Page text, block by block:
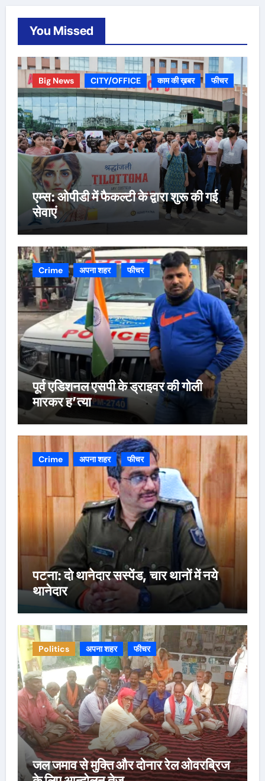
You Missed
Big News CITY/OFFICE काम की ख़बर फीचर
एम्स: ओपीडी में फैकल्टी के द्वारा शुरू की गई
सेवाएं
Crime अपना शहर फीचर
पूर्व एडिशनल एसपी के ड्राइवर की गोली
मारकर ह’त्या
Crime अपना शहर फीचर
पटना: दो थानेदार सस्पेंड, चार थानों में नये
थानेदार
Politics अपना शहर फीचर
जल जमाव से मुक्ति और दोनार रेल ओवरब्रिज